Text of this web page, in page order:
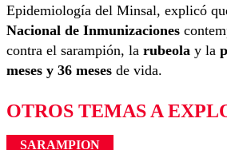
Epidemiología del Minsal, explicó
Nacional de Inmunizaciones
contra el sarampión, la rubeola y la
meses y 36 meses de vida.
OTROS TEMAS A
SARAMPION